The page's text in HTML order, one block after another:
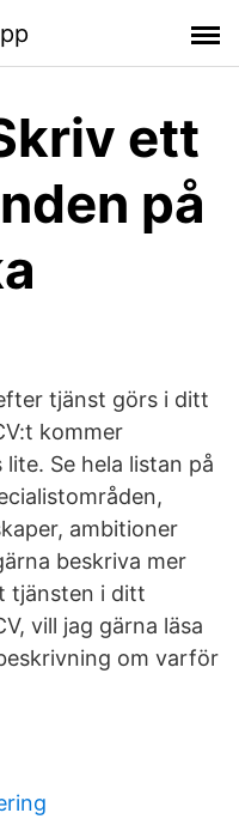
ett
på
tjänst görs i ditt
kommer
Se hela listan på
ambitioner
beskriva mer
tjänsten i ditt
vill jag gärna läsa
om varför